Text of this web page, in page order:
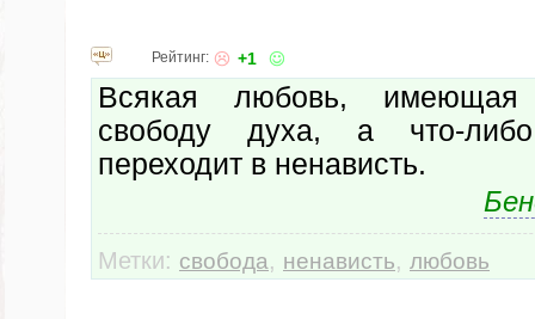
Рейтинг: +1
Всякая любовь,
свободу духа, а что-
переходит в ненависть.
Метки: свобода, ненависть, любовь